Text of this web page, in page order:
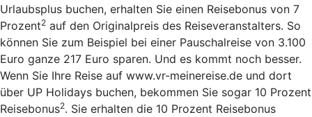
Urlaubsplus buchen, erhalten Sie einen Reisebonus von 7
Prozent2 auf den Originalpreis des Reiseveranstalters. So
können Sie zum Beispiel bei einer Pauschalreise von 3.100
Euro ganze 217 Euro sparen. Und es kommt noch besser.
Wenn Sie Ihre Reise auf www.vr-meinereise.de und dort
über UP Holidays buchen, bekommen Sie sogar 10 Prozent
Reisebonus2. Sie erhalten die 10 Prozent Reisebonus